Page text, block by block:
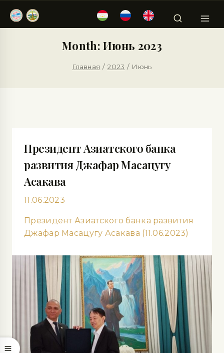
Month: Июнь 2023
Главная / 2023 / Июнь
Президент Азиатского банка
развития Джафар Масацугу
Асакава
11.06.2023
Президент Азиатского банка развития
Джафар Масацугу Асакава (11.06.2023)